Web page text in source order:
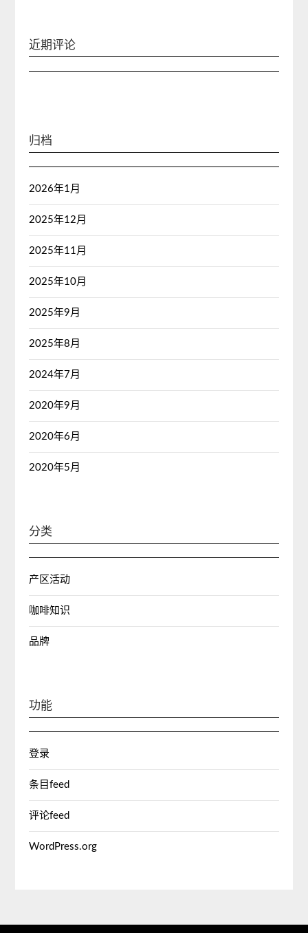
近期评论
归档
2026年1月
2025年12月
2025年11月
2025年10月
2025年9月
2025年8月
2024年7月
2020年9月
2020年6月
2020年5月
分类
产区活动
咖啡知识
品牌
功能
登录
条目feed
评论feed
WordPress.org